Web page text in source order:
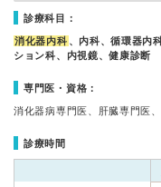
診療科目：
消化器内科 、内科、循環器内
ション科、内視鏡、健康診断
専門医・資格：
消化器病専門医、肝臓専門医
診療時間